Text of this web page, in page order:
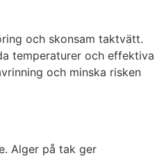
och skonsam taktvätt.
temperaturer och effektiva
och minska risken
Alger på tak ger